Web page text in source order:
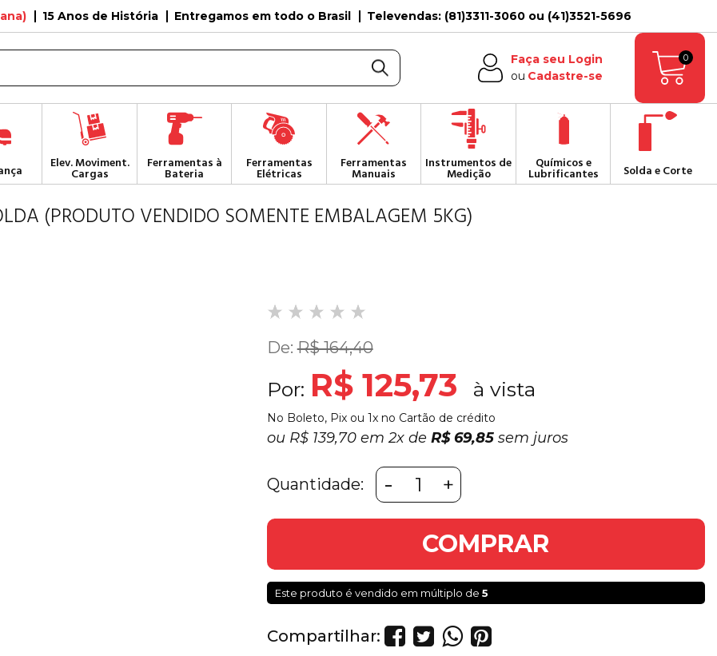
15 Anos de História Entregamos em todo o Brasil Televendas: (81)3311-3060 ou (41)3521-5696
Faça seu Login
ou Cadastre-se
0
Elev. Moviment.
Cargas
Ferramentas à
Bateria
Ferramentas
Elétricas
Ferramentas
Manuais
Instrumentos de
Medição
Químicos e
Lubrificantes Solda e Corte
(PRODUTO VENDIDO SOMENTE EMBALAGEM 5KG)
De:R$ 164,40
Por: R$ 125,73
No Boleto, Pix ou 1x no Cartão de crédito
ou R$ 139,70 em2xde R$ 69,85sem juros
Quantidade: - +
COMPRAR
Este produto é vendido em múltiplo de 5
Compartilhar: